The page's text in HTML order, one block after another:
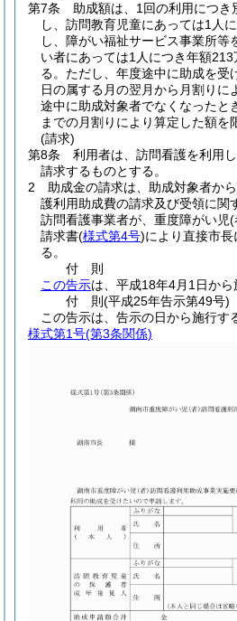
第7条
助成額は、1回の利用につき
し、訪問教育児童にあっては1人
し、障がい福祉サービス事業所等
い者にあっては1人につき年額
る。 ただし、年度途中に助成を受
日の属する月の翌月から月割りに
途中に助成対象者でなくなったと
までの月割りにより算定した額を
(請求)
第8条
利用者は、訪問看護を利用
請求するものとする。
2
助成金の請求は、助成対象者か
護利用助成費の請求及び受領に関
訪問看護事業者が、重度障がい児(
請求書(様式第4号)により直接市長
る。
付 則
この告示は、平成18年4月1日から
付 則(平成25年告示第49号)
この告示は、告示の日から施行す
様式第1号(第3条関係)